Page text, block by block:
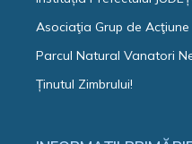
Asociaţia Grup de
Parcul Natural Vanatori
Ținutul Zimbrului!